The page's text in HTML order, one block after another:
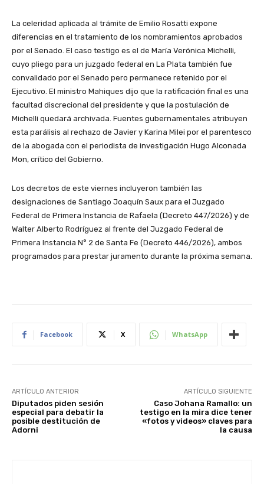
La celeridad aplicada al trámite de Emilio Rosatti expone
diferencias en el tratamiento de los nombramientos aprobados
por el Senado. El caso testigo es el de María Verónica Michelli,
cuyo pliego para un juzgado federal en La Plata también fue
convalidado por el Senado pero permanece retenido por el
Ejecutivo. El ministro Mahiques dijo que la ratificación final es una
facultad discrecional del presidente y que la postulación de
Michelli quedará archivada. Fuentes gubernamentales atribuyen
esta parálisis al rechazo de Javier y Karina Milei por el parentesco
de la abogada con el periodista de investigación Hugo Alconada
Mon, crítico del Gobierno.
Los decretos de este viernes incluyeron también las
designaciones de Santiago Joaquín Saux para el Juzgado
Federal de Primera Instancia de Rafaela (Decreto 447/2026) y de
Walter Alberto Rodríguez al frente del Juzgado Federal de
Primera Instancia N° 2 de Santa Fe (Decreto 446/2026), ambos
programados para prestar juramento durante la próxima semana.
Facebook X WhatsApp
ARTÍCULO ANTERIOR
Diputados piden sesión
especial para debatir la
posible destitución de
Adorni
ARTÍCULO SIGUIENTE
Caso Johana Ramallo: un
testigo en la mira dice tener
«fotos y videos» claves para
la causa